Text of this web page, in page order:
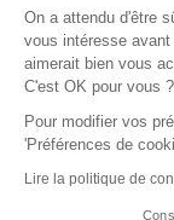
Du lundi au jeudi de
vendredi de 8h30 à
On a attendu d'être
vous intéresse
aimerait bien vous
C'est OK pour vous ?
Pour modifier vos
'Préférences de
Lire la politique de